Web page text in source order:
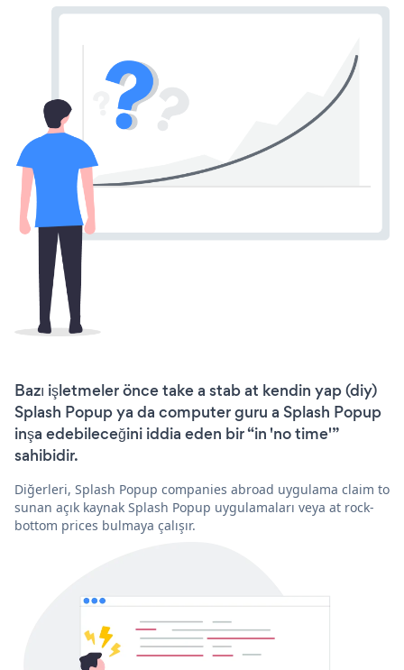
Bazı işletmeler önce take a stab at kendin yap (diy)
Splash Popup ya da computer guru a Splash Popup
inşa edebileceğini iddia eden bir “in 'no time'”
sahibidir.
Diğerleri, Splash Popup companies abroad uygulama claim to
sunan açık kaynak Splash Popup uygulamaları veya at rock-
bottom prices bulmaya çalışır.